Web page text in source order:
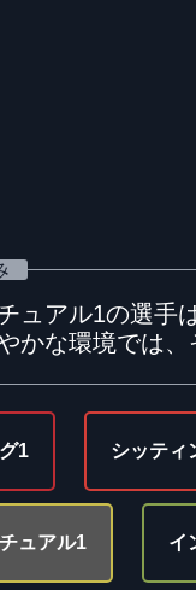
ュアル1の選手
かな環境では、
1 シッティ
ュアル1 イ